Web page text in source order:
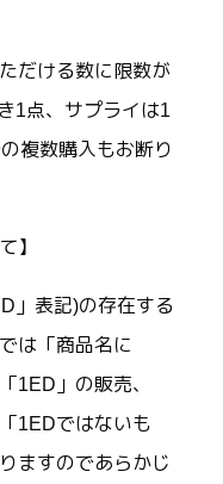
だける数に限数が
1点、サプライは1
複数購入もお断り
】
」表記)の存在する
は「商品名に
1ED」の販売、
1EDではないも
ますのであらかじ